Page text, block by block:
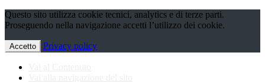
Questo sito utilizza cookie tecnici, analytics e di terze parti.
Proseguendo nella navigazione accetti l’utilizzo dei cookie.
Accetto Privacy policy